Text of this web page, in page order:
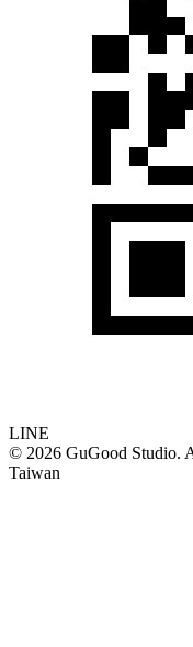
LINE
© 2026 GuGood Studio.
Taiwan